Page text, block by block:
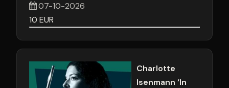
07-10-2026
10 EUR
Charlotte
Isenmann ‘In